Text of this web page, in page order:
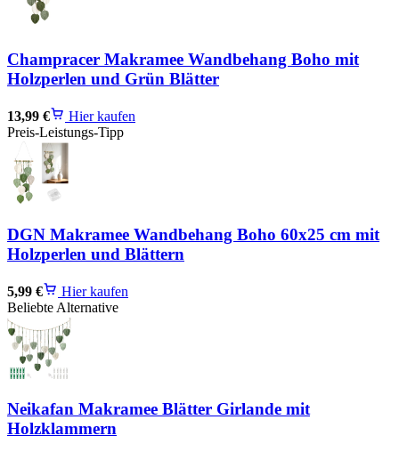
Champracer Makramee Wandbehang Boho mit
Holzperlen und Grün Blätter
13,99 €
Hier kaufen
Preis-Leistungs-Tipp
DGN Makramee Wandbehang Boho 60x25 cm mit
Holzperlen und Blättern
5,99 €
Hier kaufen
Beliebte Alternative
Neikafan Makramee Blätter Girlande mit
Holzklammern